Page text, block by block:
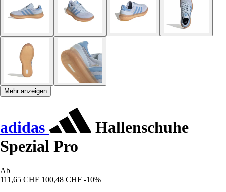
Mehr anzeigen
adidas
Hallenschuhe
Spezial Pro
Ab
111,65 CHF 100,48 CHF -10%